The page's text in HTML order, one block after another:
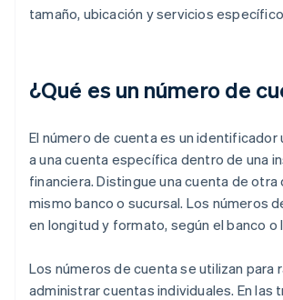
tamaño, ubicación y servicios
¿Qué es un número de
El número de cuenta es un identificador
a una cuenta específica dentro de una
financiera. Distingue una cuenta de otra
mismo banco o sucursal. Los números
en longitud y formato, según el banco o
Los números de cuenta se utilizan para
administrar cuentas individuales. En las